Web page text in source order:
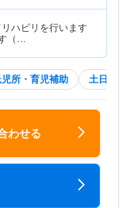
ハビリを行います
（…
所・育児補助 土日祝休
わせる